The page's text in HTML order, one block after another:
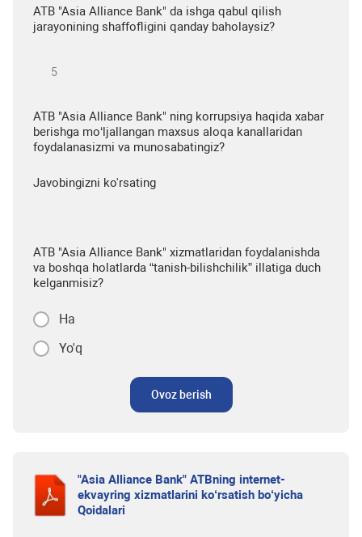
ATB "Asia Alliance Bank" da ishga qabul qilish
jarayonining shaffofligini qanday baholaysiz?
ATB "Asia Alliance Bank" ning korrupsiya haqida xabar
berishga mo‘ljallangan maxsus aloqa kanallaridan
foydalanasizmi va munosabatingiz?
Javobingizni ko'rsating
ATB "Asia Alliance Bank" xizmatlaridan foydalanishda
va boshqa holatlarda “tanish-bilishchilik” illatiga duch
kelganmisiz?
Ha
Yo'q
Ovoz berish
"Asia Alliance Bank" ATBning internet-
ekvayring xizmatlarini ko‘rsatish bo‘yicha
Qoidalari